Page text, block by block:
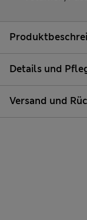
Details und
Versand und